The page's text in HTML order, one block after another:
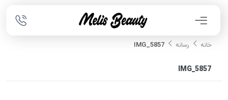
خانه رسانه IMG_5857
IMG_5857